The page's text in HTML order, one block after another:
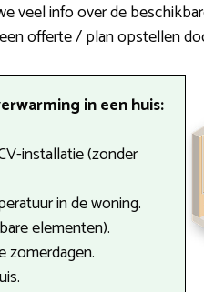
veel info over de
offerte / plan opstellen
in een huis:
installatie (zonder
in de woning.
elementen).
zomerdagen.